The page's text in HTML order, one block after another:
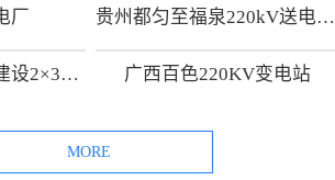
厂 贵州都匀至福泉220kV送电线路工程
包头东华热电项目建设2×300MW热电供热机组项目 广西百色220KV变电站
MORE